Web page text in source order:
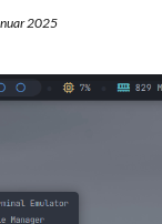
2025